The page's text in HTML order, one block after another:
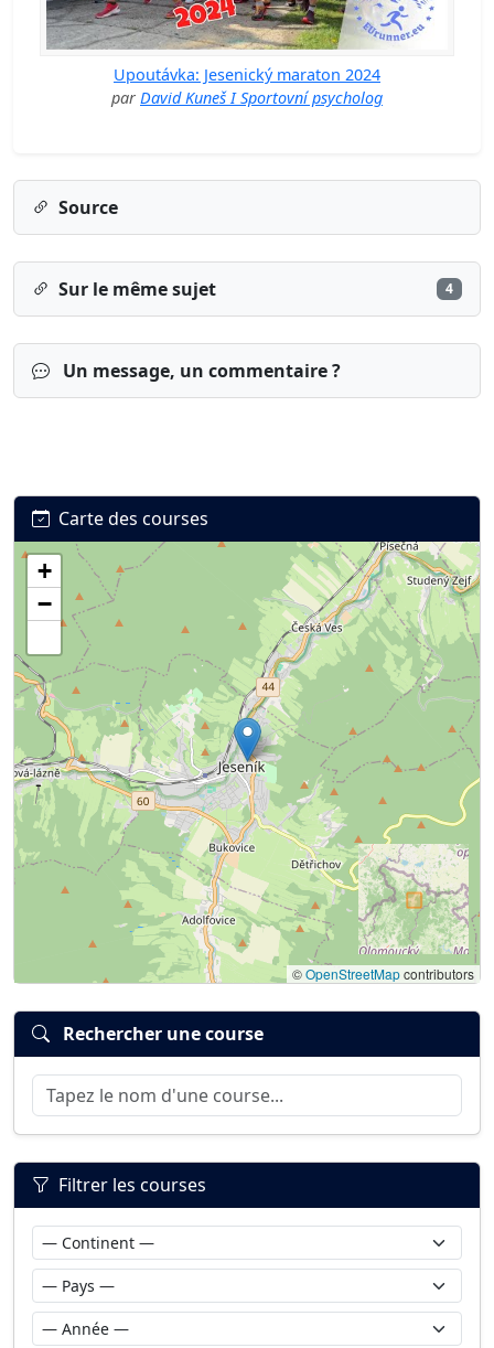
Upoutávka: Jesenický maraton 2024
par David Kuneš I Sportovní psycholog
Source
Sur le même sujet 4
Un message, un commentaire ?
Connexion mot de passe oublié ?
Carte des courses
+
−
©OpenStreetMapcontributors
Rechercher une course
Filtrer les courses